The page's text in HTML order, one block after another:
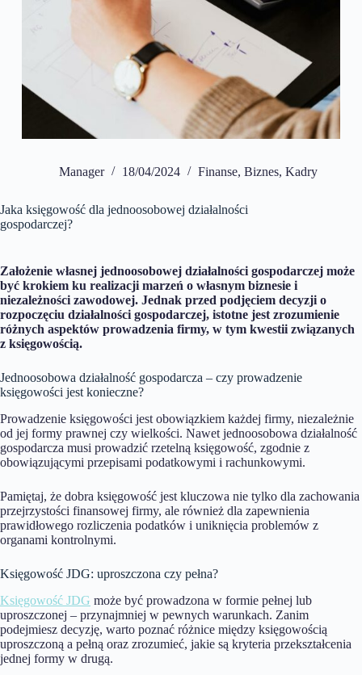
Manager 18/04/2024 Finanse, Biznes, Kadry
Jaka księgowość dla jednoosobowej działalności
gospodarczej?
Założenie własnej jednoosobowej działalności gospodarczej może
być krokiem ku realizacji marzeń o własnym biznesie i
niezależności zawodowej. Jednak przed podjęciem decyzji o
rozpoczęciu działalności gospodarczej, istotne jest zrozumienie
różnych aspektów prowadzenia firmy, w tym kwestii związanych
z księgowością.
Jednoosobowa działalność gospodarcza – czy prowadzenie
księgowości jest konieczne?
Prowadzenie księgowości jest obowiązkiem każdej firmy, niezależnie
od jej formy prawnej czy wielkości. Nawet jednoosobowa działalność
gospodarcza musi prowadzić rzetelną księgowość, zgodnie z
obowiązującymi przepisami podatkowymi i rachunkowymi.
Pamiętaj, że dobra księgowość jest kluczowa nie tylko dla zachowania
przejrzystości finansowej firmy, ale również dla zapewnienia
prawidłowego rozliczenia podatków i uniknięcia problemów z
organami kontrolnymi.
Księgowość JDG: uproszczona czy pełna?
Księgowość JDG może być prowadzona w formie pełnej lub
uproszczonej – przynajmniej w pewnych warunkach. Zanim
podejmiesz decyzję, warto poznać różnice między księgowością
uproszczoną a pełną oraz zrozumieć, jakie są kryteria przekształcenia
jednej formy w drugą.